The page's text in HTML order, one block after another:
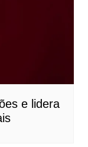
e lidera